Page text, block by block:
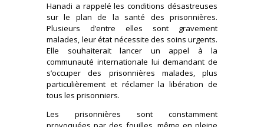
Hanadi a rappelé les conditions désastreuses
sur le plan de la santé des prisonnières.
Plusieurs d’entre elles sont gravement
malades, leur état nécessite des soins urgents.
Elle souhaiterait lancer un appel à la
communauté internationale lui demandant de
s’occuper des prisonnières malades, plus
particulièrement et réclamer la libération de
tous les prisonniers.
Les prisonnières sont constamment